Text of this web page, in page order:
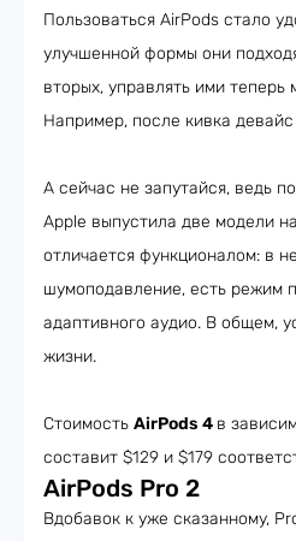
Пользоваться AirPods стало
улучшенной формы они
вторых, управлять ими
Например, после кивка
А сейчас не запутайся, ведь
Apple выпустила две модели
отличается функционалом: в
шумоподавление, есть режим
адаптивного аудио. В общем,
жизни.
Стоимость AirPods 4 в
составит $129 и $179
AirPods Pro 2
Вдобавок к уже сказанному,